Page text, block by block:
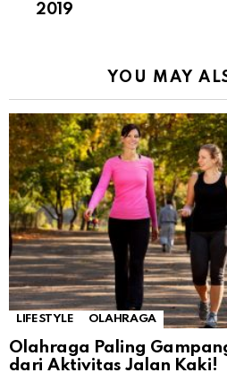
2019
YOU MAY
LIFESTYLE OLAHRAGA
Olahraga Paling
dari Aktivitas Jalan Kaki!